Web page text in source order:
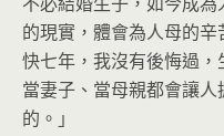
的現實，體會為人母的
快七年，我沒有後悔過，
當妻子、當母親都會讓
的。」